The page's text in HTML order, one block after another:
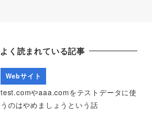
よく読まれている記事
Webサイト
test.comやaaa.comをテストデータに使
うのはやめましょうという話